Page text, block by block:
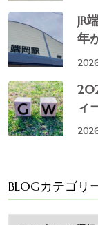
JR
年
ィ
BLOGカテゴリ